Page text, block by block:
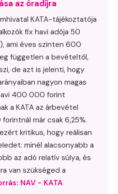
az óradíjra
KATA-tájékoztatója
fix havi adója 50
ami éves szinten 600
független a bevételtől,
de azt is jelenti, hogy
nagyon magas
400 000 forint
a KATA az árbevétel
már csak 6,25%.
kritikus, hogy reálisan
minél alacsonyabb a
az adó relatív súlya, és
van szükséged a
NAV - KATA